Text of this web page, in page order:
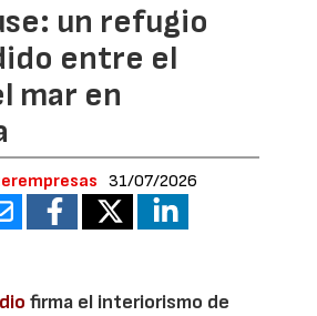
un refugio
entre el
mar en
31/07/2026
firma el interiorismo de